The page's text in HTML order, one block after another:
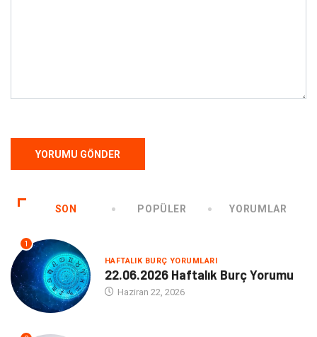
SON POPÜLER YORUMLAR
1
HAFTALIK BURÇ YORUMLARI
22.06.2026 Haftalık Burç Yorumu
Haziran 22, 2026